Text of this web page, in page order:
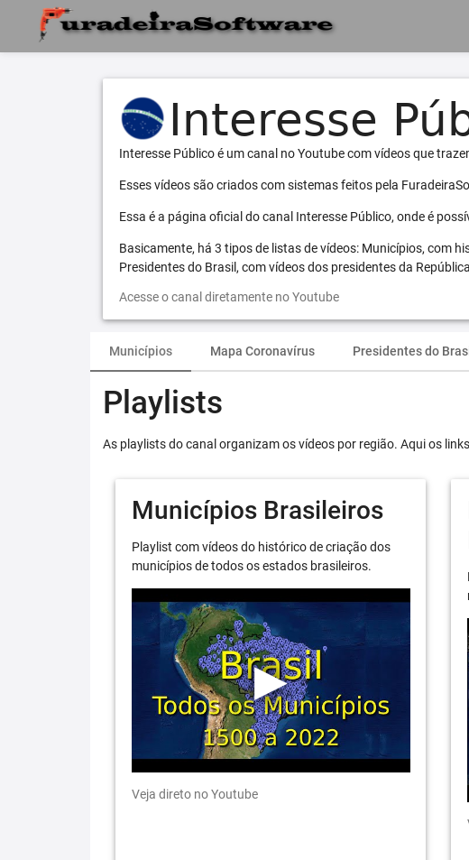
Interesse Público é um canal no Youtube com vídeos que
Esses vídeos são criados com sistemas feitos pela
Essa é a página oficial do canal Interesse Público, onde é
Basicamente, há 3 tipos de listas de vídeos: Municípios, com
Presidentes do Brasil, com vídeos dos presidentes da
Acesse o canal diretamente no Youtube
Municípios Mapa Coronavírus Presidentes do
Playlists
As playlists do canal organizam os vídeos por região. Aqui os
Municípios Brasileiros
Playlist com vídeos do histórico de criação dos
municípios de todos os estados brasileiros.
Veja direto no Youtube